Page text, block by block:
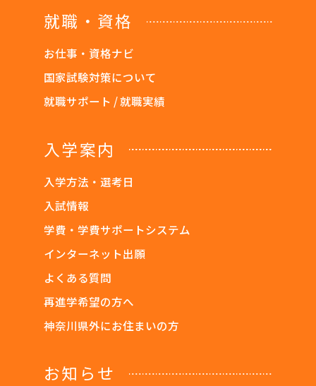
就職・資格
お仕事・資格ナビ
国家試験対策について
就職サポート / 就職実績
入学案内
入学方法・選考日
入試情報
学費・学費サポートシステム
インターネット出願
よくある質問
再進学希望の方へ
神奈川県外にお住まいの方
お知らせ